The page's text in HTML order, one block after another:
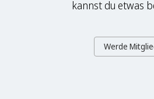
kannst du etwas
Werde